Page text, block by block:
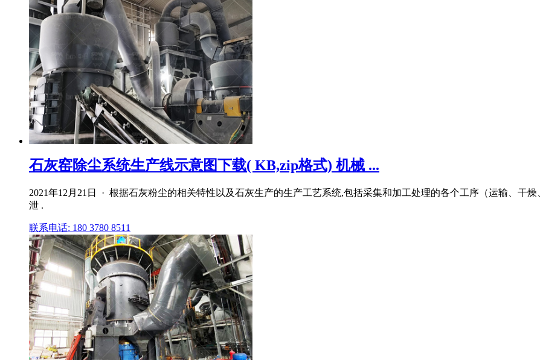
石灰窑除尘系统生产线示意图下载( KB,zip格式) 机械 ...
2021年12月21日 · 根据石灰粉尘的相关特性以及石灰生产的生产工艺系统,包括采集和加工处理的各个工序（运输、干
泄 .
联系电话: 180 3780 8511